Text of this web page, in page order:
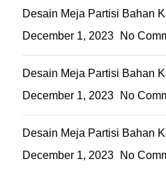
Desain Meja Partisi Bahan
December 1, 2023
No
Desain Meja Partisi Bahan
December 1, 2023
No
Desain Meja Partisi Bahan
December 1, 2023
No